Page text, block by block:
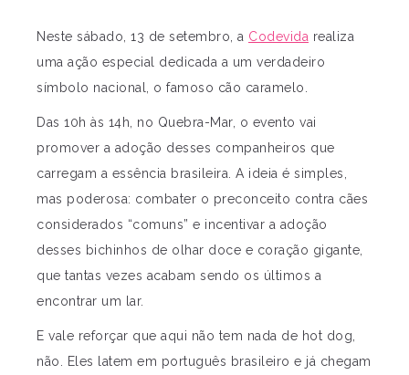
Neste sábado, 13 de setembro, a Codevida realiza
uma ação especial dedicada a um verdadeiro
símbolo nacional, o famoso cão caramelo.
Das 10h às 14h, no Quebra-Mar, o evento vai
promover a adoção desses companheiros que
carregam a essência brasileira. A ideia é simples,
mas poderosa: combater o preconceito contra cães
considerados “comuns” e incentivar a adoção
desses bichinhos de olhar doce e coração gigante,
que tantas vezes acabam sendo os últimos a
encontrar um lar.
E vale reforçar que aqui não tem nada de hot dog,
não. Eles latem em português brasileiro e já chegam